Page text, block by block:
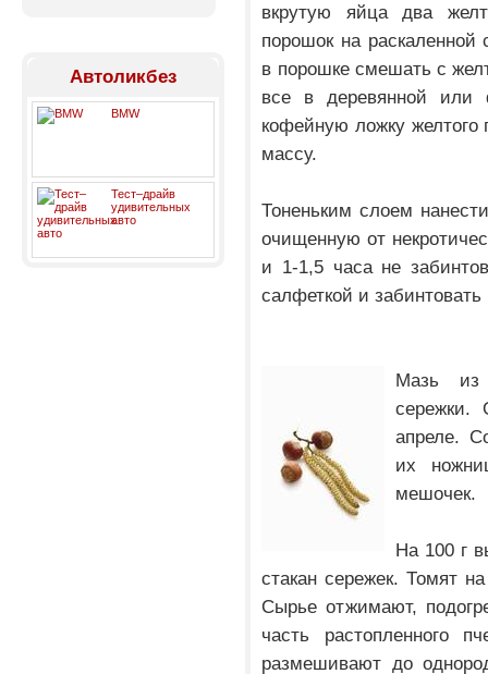
Автоликбез
BMW
Тест–драйв
удивительных
авто
вкрутую яйца два
порошок на раскаленной
в порошке смешать с
все в деревянной или
кофейную ложку
массу.
Тоненьким слоем
очищенную от
и 1-1,5 часа не
салфеткой и забинтовать
Мазь из
сережки.
апреле.
их
мешочек.
На 100 г
стакан сережек. Томят
Сырье отжимают,
часть растопленного
размешивают до